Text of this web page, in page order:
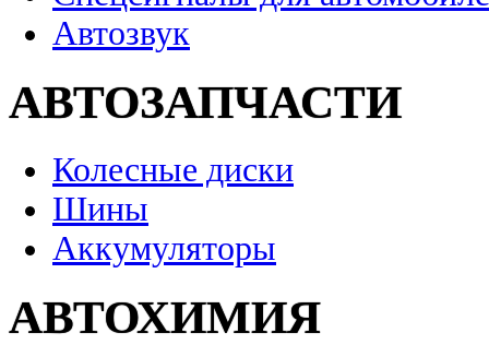
Автозвук
АВТОЗАПЧАСТИ
Колесные диски
Шины
Аккумуляторы
АВТОХИМИЯ